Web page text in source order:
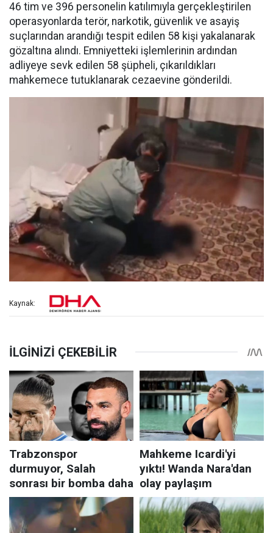
46 tim ve 396 personelin katılımıyla gerçekleştirilen
operasyonlarda terör, narkotik, güvenlik ve asayiş
suçlarından arandığı tespit edilen 58 kişi yakalanarak
gözaltına alındı. Emniyetteki işlemlerinin ardından
adliyeye sevk edilen 58 şüpheli, çıkarıldıkları
mahkemece tutuklanarak cezaevine gönderildi.
Kaynak: